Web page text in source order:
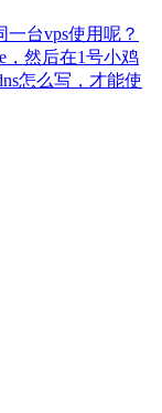
一台vps使用呢？
，然后在1号小鸡
怎么写，才能使